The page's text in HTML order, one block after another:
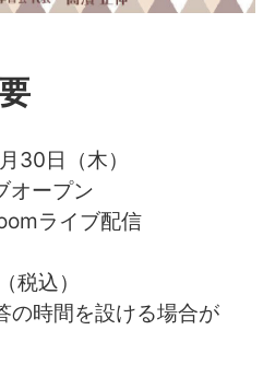
30日（木）
オープン
ライブ配信
税込）
の時間を設ける場合が